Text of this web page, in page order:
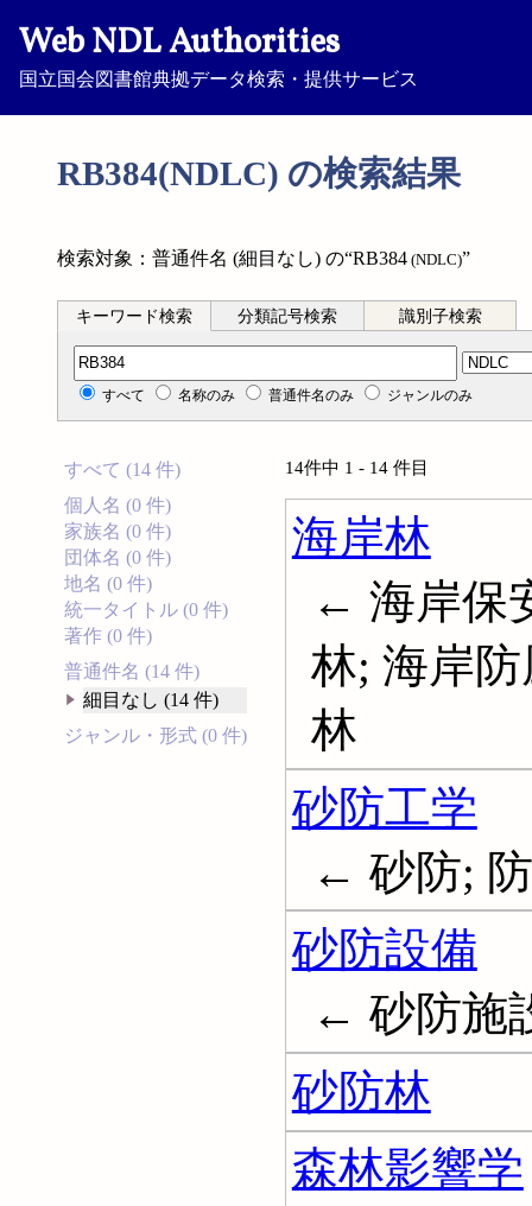
Web NDL Authorities
国立国会図書館典拠データ検索・提供サービス
RB384(NDLC) の検索結果
検索対象：普通件名 (細目なし) の“RB384 (NDLC)”
キーワード検索 分類記号検索 識別子検索
分類記号検索
すべて 名称のみ 普通件名のみ ジャンルのみ
すべて (14 件)
個人名 (0 件)
家族名 (0 件)
団体名 (0 件)
地名 (0 件)
統一タイトル (0 件)
著作 (0 件)
普通件名 (14 件)
細目なし (14 件)
ジャンル・形式 (0 件)
14件中 1 - 14 件目
海岸林
← 海岸保
林; 海岸
林
砂防工学
← 砂防;
砂防設備
← 砂防施
砂防林
森林影響学